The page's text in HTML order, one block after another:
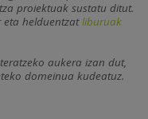
proiektuak sustatu ditut.
helduentzatliburuak
aukera izan dut,
domeinua kudeatuz.